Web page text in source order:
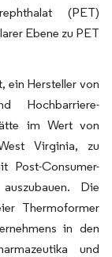
(PET)
Ebene zu PET
ein Hersteller von
Hochbarriere-
im Wert von
Virginia, zu
Consumer-
Die
Thermoformer
in den
und